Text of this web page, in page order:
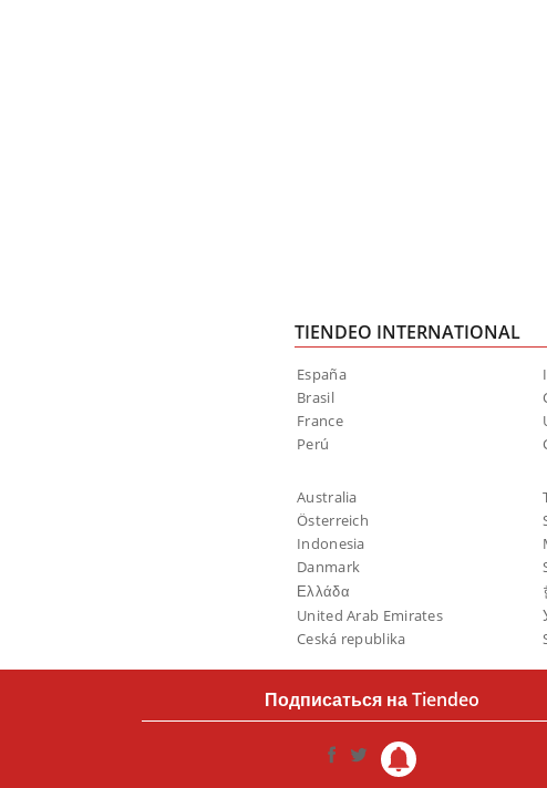
TIENDEO INTERNATIONAL
España
Brasil
France
Perú
Australia
Österreich
Indonesia
Danmark
Ελλάδα
United Arab Emirates
Ceská republika
Подписаться на Tiendeo